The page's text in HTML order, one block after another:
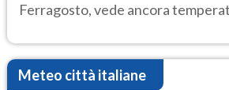
Ferragosto, vede ancora
Meteo città italiane